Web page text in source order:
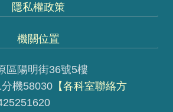
隱私權政策
機關位置
區陽明街36號5樓
機58030 【各科室聯絡方